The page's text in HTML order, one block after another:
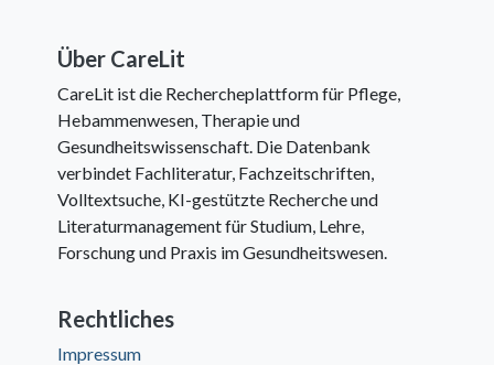
Über CareLit
CareLit ist die Rechercheplattform für Pflege,
Hebammenwesen, Therapie und
Gesundheitswissenschaft. Die Datenbank
verbindet Fachliteratur, Fachzeitschriften,
Volltextsuche, KI-gestützte Recherche und
Literaturmanagement für Studium, Lehre,
Forschung und Praxis im Gesundheitswesen.
Rechtliches
Impressum